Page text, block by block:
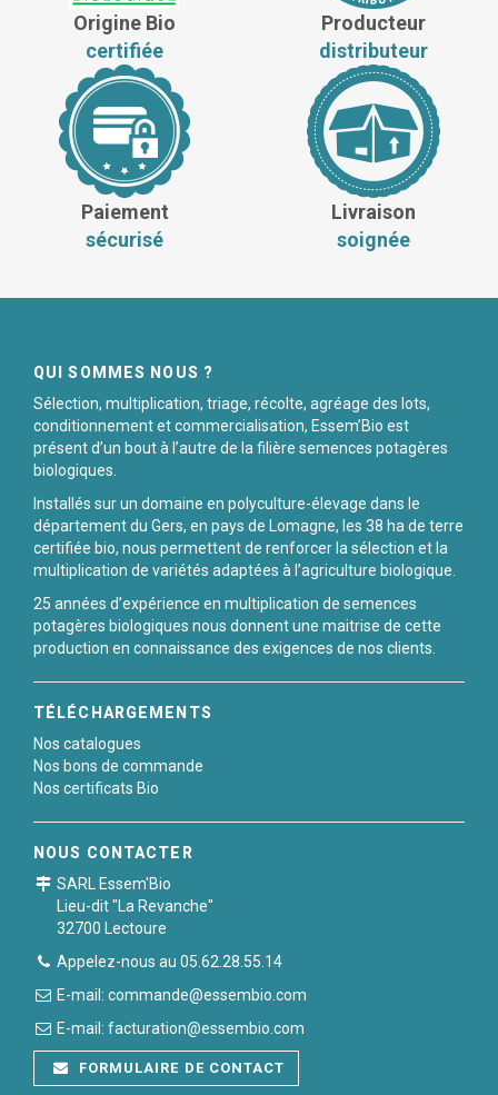
Origine Bio
certifiée
Producteur
distributeur
Paiement
sécurisé
Livraison
soignée
QUI SOMMES NOUS ?
Sélection, multiplication, triage, récolte, agréage des lots,
conditionnement et commercialisation, Essem’Bio est
présent d’un bout à l’autre de la filière semences potagères
biologiques.
Installés sur un domaine en polyculture-élevage dans le
département du Gers, en pays de Lomagne, les 38 ha de terre
certifiée bio, nous permettent de renforcer la sélection et la
multiplication de variétés adaptées à l’agriculture biologique.
25 années d’expérience en multiplication de semences
potagères biologiques nous donnent une maitrise de cette
production en connaissance des exigences de nos clients.
TÉLÉCHARGEMENTS
Nos catalogues
Nos bons de commande
Nos certificats Bio
NOUS CONTACTER
SARL Essem'Bio
Lieu-dit "La Revanche"
32700 Lectoure
Appelez-nous au 05.62.28.55.14
E-mail: commande@essembio.com
E-mail: facturation@essembio.com
FORMULAIRE DE CONTACT